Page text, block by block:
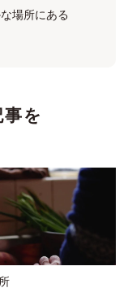
場所にある
を